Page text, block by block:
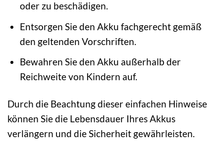
oder zu beschädigen.
Entsorgen Sie den Akku fachgerecht gemäß
den geltenden Vorschriften.
Bewahren Sie den Akku außerhalb der
Reichweite von Kindern auf.
Durch die Beachtung dieser einfachen Hinweise
können Sie die Lebensdauer Ihres Akkus
verlängern und die Sicherheit gewährleisten.